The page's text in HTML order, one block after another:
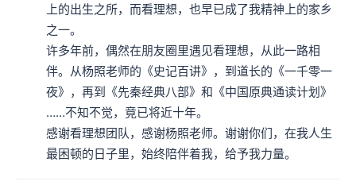
上的出生之所，而看理想，也早已成了我精神上的家乡
之一。
许多年前，偶然在朋友圈里遇见看理想，从此一路相
伴。从杨照老师的《史记百讲》，到道长的《一千零一
夜》，再到《先秦经典八部》和《中国原典通读计划》
……不知不觉，竟已将近十年。
感谢看理想团队，感谢杨照老师。谢谢你们，在我人生
最困顿的日子里，始终陪伴着我，给予我力量。